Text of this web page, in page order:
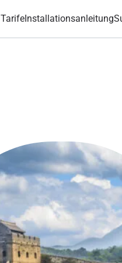
TarifeInstallationsanleitung